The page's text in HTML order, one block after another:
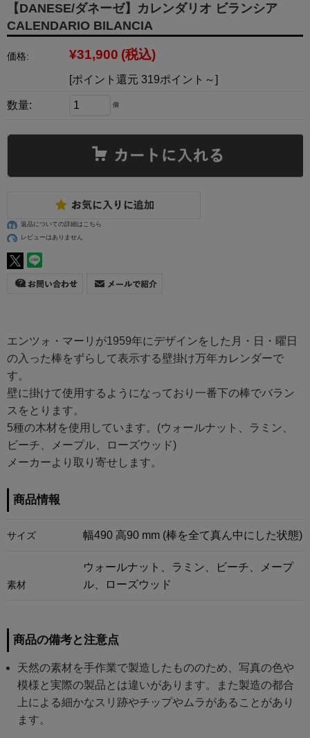
【DANESE/ダネーゼ】カレンダリオ ビランシア
CALENDARIO BILANCIA
価格: ¥31,900 (税込)
[ポイント還元 319ポイント～]
数量: 個
返品についての詳細はこちら
レビューはありません
エンツォ・マーリが1959年にデザインをした月・日・曜日
の入った棒をずらして表示する壁掛け万年カレンダーで
す。
壁に掛けて使用するようになっており一番下の棒でバラン
スをとります。
5種の木材を使用しています。(ウォールナット、ラミン、
ビーチ、メープル、ローズウッド)
メーカーより取り寄せします。
商品情報
サイズ 幅490 高90 mm (棒を全て真ん中にした状態)
素材
ウォールナット、ラミン、ビーチ、メープ
ル、ローズウッド
商品の備考と注意点
天然の素材を手作業で製造したもののため、写真の色や
模様と実際の製品とは違いがあります。また製造の都合
上による細かなスリ跡やチップやムラがあることがあり
ます。